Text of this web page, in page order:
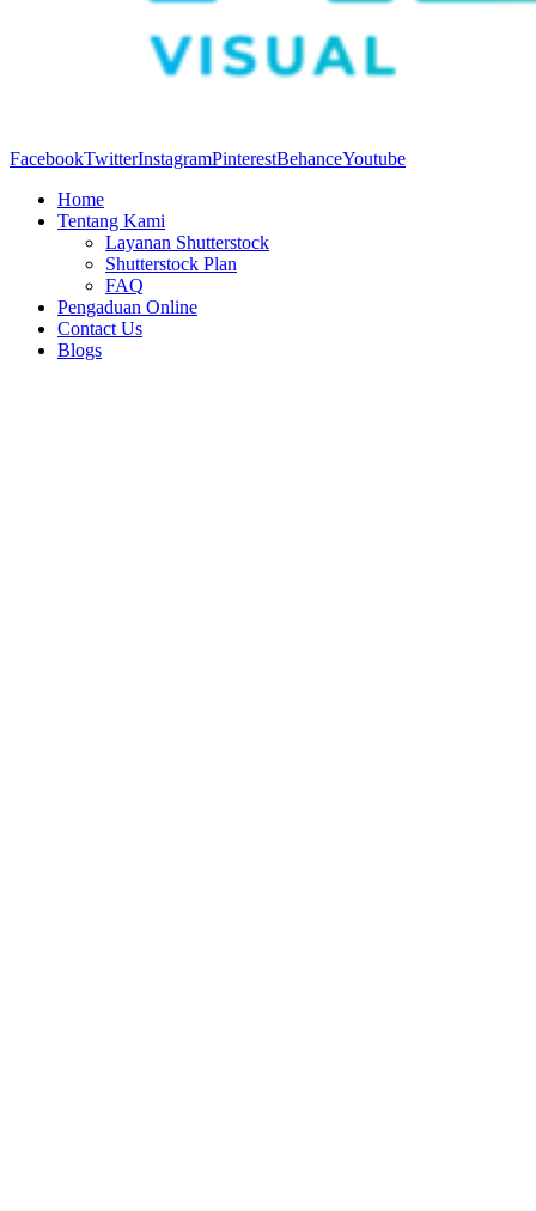
FacebookTwitterInstagramPinterestBehanceYoutube
Home
Tentang Kami
Layanan Shutterstock
Shutterstock Plan
FAQ
Pengaduan Online
Contact Us
Blogs